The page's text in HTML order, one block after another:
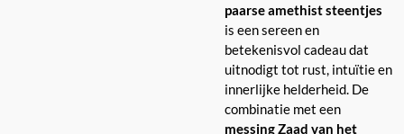
paarse amethist steentjes
is een sereen en
betekenisvol cadeau dat
uitnodigt tot rust, intuïtie en
innerlijke helderheid. De
combinatie met een
messing Zaad van het